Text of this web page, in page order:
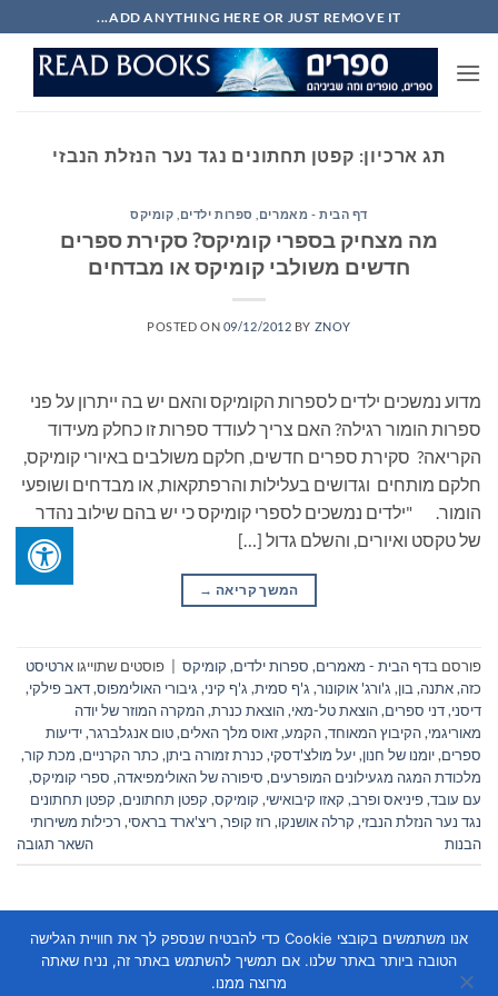
to
content
ADD ANYTHING HERE OR JUST REMOVE IT...
תג ארכיון: קפטן תחתונים נגד נער הנזלת הנבזי
דף הבית - מאמרים ספרות ילדים קומיקס
מה מצחיק בספרי קומיקס? סקירת ספרים
חדשים משולבי קומיקס או מבדחים
POSTED ON 09/12/2012 BY ZNOY
מדוע נמשכים ילדים לספרות הקומיקס והאם יש בה ייתרון על פני
ספרות הומור רגילה? האם צריך לעודד ספרות זו כחלק מעידוד
הקריאה? סקירת ספרים חדשים, חלקם משולבים באיורי קומיקס,
חלקם מותחים וגדושים בעלילות והרפתקאות, או מבדחים ושופעי
הומור. "ילדים נמשכים לספרי קומיקס כי יש בהם שילוב נהדר
של טקסט ואיורים, והשלם גדול […]
המשך קריאה →
פורסם בדף הבית - מאמרים, ספרות ילדים, קומיקס פוסטים שתוייגו ארטיסט
כזה,אתנה, בון, ג'ורג' אוקונור, ג'ף סמית, ג'ף קיני, גיבורי האולימפוס,דאב פילקי,
דיסני,דני ספרים,הוצאת טל-מאי,הוצאת כנרת,המקרה המוזר של יודה
מאוריגמי,הקיבוץ המאוחד,הקמע,זאוס מלך האלים,טום אנגלברגר,ידיעות
ספרים,יומנו של חנון,יעל מולצ'דסקי, כנרת זמורה ביתן, כתר הקרניים, מכת קור,
מלכודת המגה מגעילונים המופרעים, סיפורה של האולימפיאדה, ספרי קומיקס,
עם עובד,פיניאס ופרב, קאזו קיבואישי, קומיקס, קפטן תחתונים, קפטן תחתונים
נגד נער הנזלת הנבזי, קרלה אושנקו, רוז קופר, ריצ'ארד בראסי, רכילות משירותי
הבנות
השאר תגובה
אנו משתמשים בקובצי Cookie כדי להבטיח שנספק לך את חוויית הגלישה
הטובה ביותר באתר שלנו. אם תמשיך להשתמש באתר זה, נניח שאתה
מרוצה ממנו.